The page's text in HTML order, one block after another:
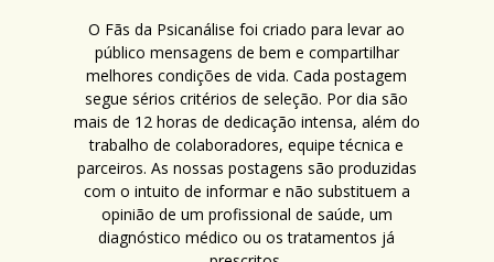
O Fãs da Psicanálise foi criado para levar ao
público mensagens de bem e compartilhar
melhores condições de vida. Cada postagem
segue sérios critérios de seleção. Por dia são
mais de 12 horas de dedicação intensa, além do
trabalho de colaboradores, equipe técnica e
parceiros. As nossas postagens são produzidas
com o intuito de informar e não substituem a
opinião de um profissional de saúde, um
diagnóstico médico ou os tratamentos já